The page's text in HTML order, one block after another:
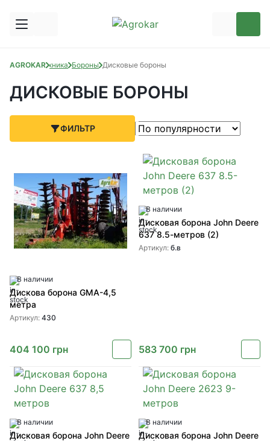
AGROKARТехника Бороны Дисковые бороны
ДИСКОВЫЕ БОРОНЫ
ФИЛЬТР
В наличии
Дискова борона GMA-4,5
метра
Артикул: 430
404 100 грн
В наличии
Дисковая борона John Deere
637 8.5-метров (2)
Артикул: б.в
583 700 грн
В наличии
Дисковая борона John Deere
В наличии
Дисковая борона John Deere